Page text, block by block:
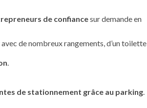
de confiancesur demande en
de nombreux rangements, d’un toilette
.
de stationnement grâce au parking.